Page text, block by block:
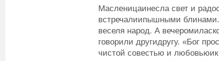
Масленицаинесла свет и
встречалиипышными
веселя народ. А
говорили другидругу. «Бог
чистой совестью и